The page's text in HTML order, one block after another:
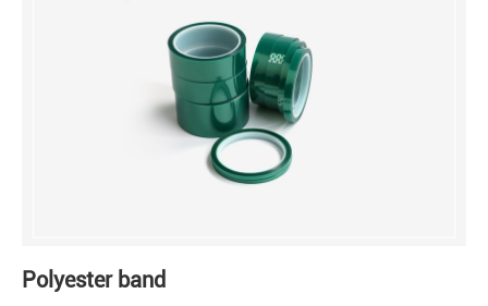
Polyester band med akrylisk häftning
Polyester band med silikonisk addition
Polyester band